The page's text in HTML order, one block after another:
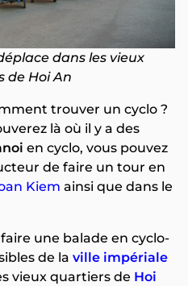
dans les vieux
de Hoi An
trouver un cyclo ?
là où il y a des
en cyclo, vous pouvez
de faire un tour en
Kiem ainsi que dans le
une balade en cyclo-
de la ville impériale
vieux quartiers de Hoi